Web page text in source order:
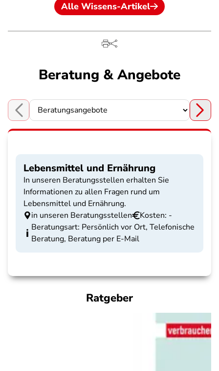
Alle Wissens-Artikel
Beratung & Angebote
Choose a section
Lebensmittel und Ernährung
In unseren Beratungsstellen erhalten Sie
Informationen zu allen Fragen rund um
Lebensmittel und Ernährung.
in unseren Beratungsstellen
Kosten: -
Beratungsart: Persönlich vor Ort, Telefonische
Beratung, Beratung per E-Mail
Ratgeber